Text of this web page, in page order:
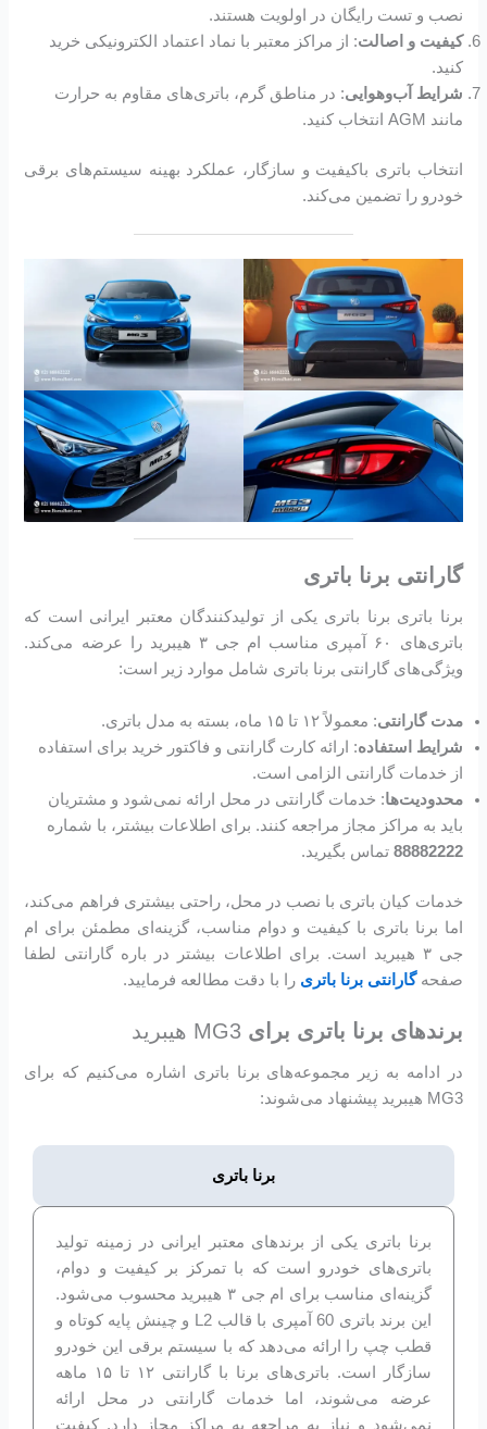
نصب و تست رایگان در اولویت هستند.
کیفیت و اصالت: از مراکز معتبر با نماد اعتماد الکترونیکی خرید
کنید.
شرایط آب‌وهوایی: در مناطق گرم، باتری‌های مقاوم به حرارت
مانند AGM انتخاب کنید.
انتخاب باتری باکیفیت و سازگار، عملکرد بهینه سیستم‌های برقی
خودرو را تضمین می‌کند.
گارانتی برنا باتری
برنا باتری برنا باتری یکی از تولیدکنندگان معتبر ایرانی است که
باتری‌های ۶۰ آمپری مناسب ام جی ۳ هیبرید را عرضه می‌کند.
ویژگی‌های گارانتی برنا باتری شامل موارد زیر است:
مدت گارانتی: معمولاً ۱۲ تا ۱۵ ماه، بسته به مدل باتری.
شرایط استفاده: ارائه کارت گارانتی و فاکتور خرید برای استفاده
از خدمات گارانتی الزامی است.
محدودیت‌ها: خدمات گارانتی در محل ارائه نمی‌شود و مشتریان
باید به مراکز مجاز مراجعه کنند. برای اطلاعات بیشتر، با شماره
88882222 تماس بگیرید.
خدمات کیان باتری با نصب در محل، راحتی بیشتری فراهم می‌کند،
اما برنا باتری با کیفیت و دوام مناسب، گزینه‌ای مطمئن برای ام
جی ۳ هیبرید است. برای اطلاعات بیشتر در باره گارانتی لطفا
صفحه گارانتی برنا باتری را با دقت مطالعه فرمایید.
برندهای برنا باتری برایMG3 هیبرید
در ادامه به زیر مجموعه‌های برنا باتری اشاره می‌کنیم که برای
MG3 هیبرید پیشنهاد می‌شوند:
برنا باتری
برنا باتری یکی از برندهای معتبر ایرانی در زمینه تولید
باتری‌های خودرو است که با تمرکز بر کیفیت و دوام،
گزینه‌ای مناسب برای ام جی ۳ هیبرید محسوب می‌شود.
این برند باتری 60 آمپری با قالب L2 و چینش پایه کوتاه و
قطب چپ را ارائه می‌دهد که با سیستم برقی این خودرو
سازگار است. باتری‌های برنا با گارانتی ۱۲ تا ۱۵ ماهه
عرضه می‌شوند، اما خدمات گارانتی در محل ارائه
نمی‌شود و نیاز به مراجعه به مراکز مجاز دارد. کیفیت